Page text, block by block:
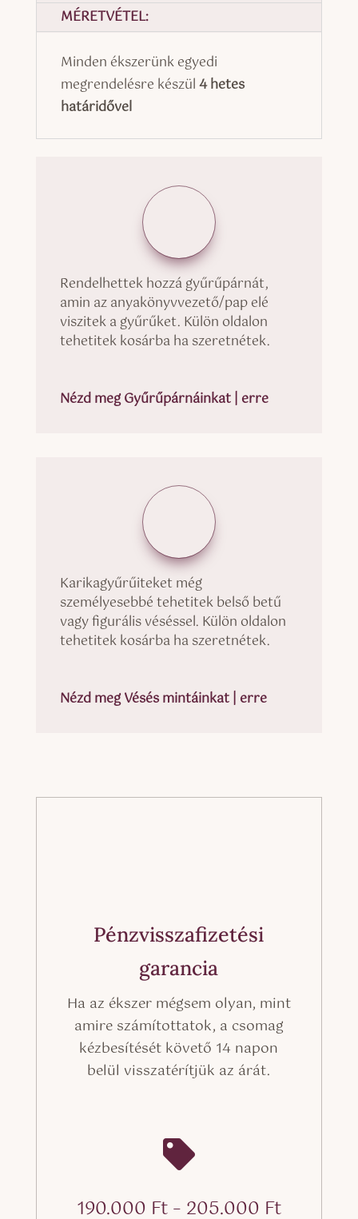
MÉRETVÉTEL:
Minden ékszerünk egyedi
megrendelésre készül4 hetes
határidővel
Rendelhettek hozzá gyűrűpárnát,
amin az anyakönyvvezető/pap elé
viszitek a gyűrűket. Külön oldalon
tehetitek kosárba ha szeretnétek.
Nézd meg Gyűrűpárnáinkat | erre
Karikagyűrűiteket még
személyesebbé tehetitek belső betű
vagy figurális véséssel. Külön oldalon
tehetitek kosárba ha szeretnétek.
Nézd meg Vésés mintáinkat | erre
Pénzvisszafizetési
garancia
Ha az ékszer mégsem olyan, mint
amire számítottatok, a csomag
kézbesítését követő 14 napon
belül visszatérítjük az árát.

190.000 Ft– 205.000 Ft